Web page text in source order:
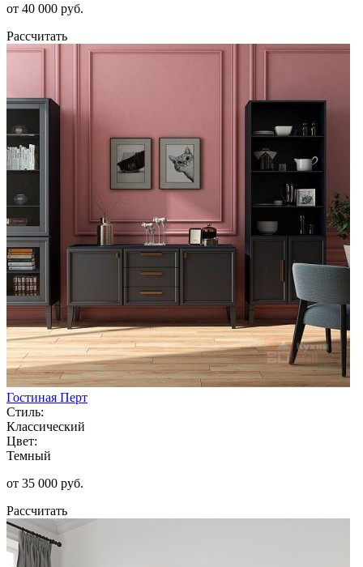
от 40 000 руб.
Рассчитать
Гостиная Перт
Стиль:
Классический
Цвет:
Темный
от 35 000 руб.
Рассчитать